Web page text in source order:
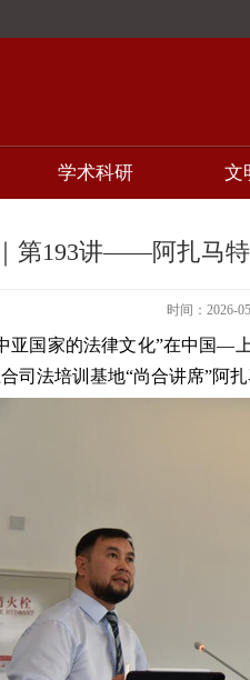
学术科研 文
第193讲——阿扎马特
时间：2026-
国家的法律文化”在中国—
法培训基地“尚合讲席”阿